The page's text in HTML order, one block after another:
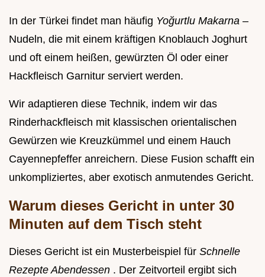
In der Türkei findet man häufig Yoğurtlu Makarna –
Nudeln, die mit einem kräftigen Knoblauch Joghurt
und oft einem heißen, gewürzten Öl oder einer
Hackfleisch Garnitur serviert werden.
Wir adaptieren diese Technik, indem wir das
Rinderhackfleisch mit klassischen orientalischen
Gewürzen wie Kreuzkümmel und einem Hauch
Cayennepfeffer anreichern. Diese Fusion schafft ein
unkompliziertes, aber exotisch anmutendes Gericht.
Warum dieses Gericht in unter 30
Minuten auf dem Tisch steht
Dieses Gericht ist ein Musterbeispiel für Schnelle
Rezepte Abendessen . Der Zeitvorteil ergibt sich